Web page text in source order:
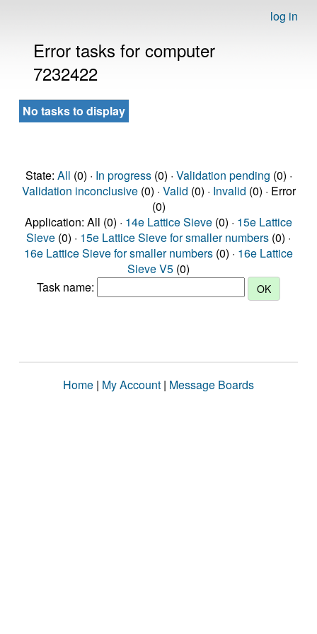
log in
Error tasks for computer
7232422
No tasks to display
State: All (0) · In progress(0) · Validation pending (0) ·
Validation inconclusive(0) · Valid (0) · Invalid (0) · Error
(0)
Application: All (0) · 14e Lattice Sieve (0) · 15e Lattice
Sieve (0) · 15e Lattice Sieve for smaller numbers (0) ·
16e Lattice Sieve for smaller numbers (0) · 16e Lattice
Sieve V5 (0)
Task name:
Home | My Account | Message Boards